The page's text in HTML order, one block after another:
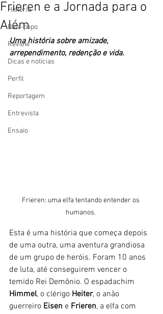
História
Bate-papo
Review
Dicas e notícias
Perfil
Reportagem
Entrevista
Ensaio
Frieren e a Jornada para o
Além
Uma história sobre amizade,
arrependimento, redenção e vida.
Frieren: uma elfa tentando entender os
humanos.
Esta é uma história que começa depois
de uma outra, uma aventura grandiosa
de um grupo de heróis. Foram 10 anos
de luta, até conseguirem vencer o
temido Rei Demônio. O espadachim
Himmel, o clérigo Heiter, o anão
guerreiro Eisen e Frieren, a elfa com